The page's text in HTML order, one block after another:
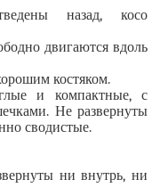
назад, косо
двигаются вдоль
костяком.
и компактные, с
Не развернуты
сводистые.
ни внутрь, ни